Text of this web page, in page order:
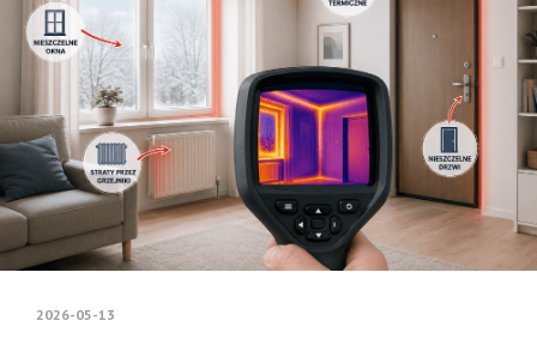
2026-05-13